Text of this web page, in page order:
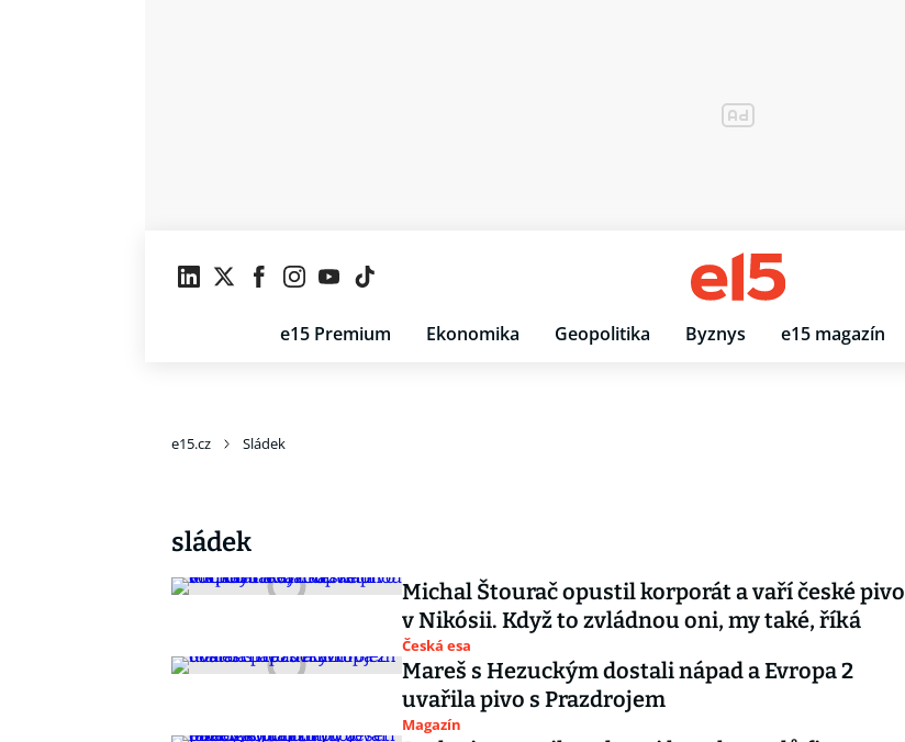
e15 Premium Ekonomika Geopolitika Byznys e15 magazín
e15.cz Sládek
sládek
Michal Štourač opustil korporát a vaří české pivo
v Nikósii. Když to zvládnou oni, my také, říká
Česká esa
Mareš s Hezuckým dostali nápad a Evropa 2
uvařila pivo s Prazdrojem
Magazín